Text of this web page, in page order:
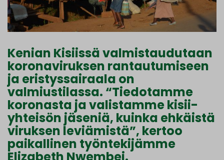
Kenian Kisiissä valmistaudutaan
koronaviruksen rantautumiseen
ja eristyssairaala on
valmiustilassa. “Tiedotamme
koronasta ja valistamme kisii-
yhteisön jäseniä, kuinka ehkäistä
viruksen leviämistä”, kertoo
paikallinen työntekijämme